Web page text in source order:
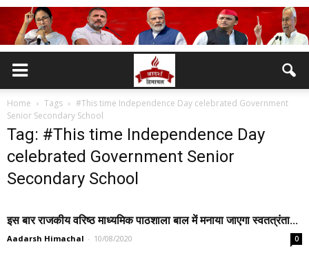
Home Tags
#This time Independence Day celebrated Government
Senior Secondary School
Tag: #This time Independence Day
celebrated Government Senior
Secondary School
इस बार राजकीय वरिष्ठ माध्यमिक पाठशाला बाल में मनाया जाएगा स्वतत्रंता...
Aadarsh Himachal - 10/08/2020 0